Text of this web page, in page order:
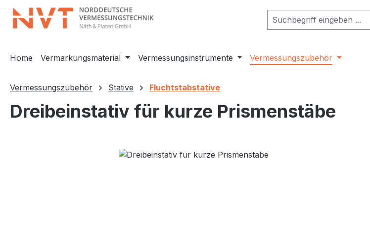
Hauptinhalt springen
Zur Suche springen
Zur Hauptnavigation springen
Home Vermarkungsmaterial Vermessungsinstrumente Vermessungszubehör
Vermessungszubehör Stative Fluchtstabstative
Dreibeinstativ für kurze Prismenstäbe